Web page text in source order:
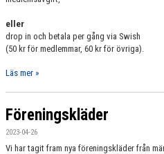
eller
drop in och betala per gång via Swish
(50 kr för medlemmar, 60 kr för övriga).
Läs mer »
Föreningskläder
2023-04-26
Vi har tagit fram nya föreningskläder från